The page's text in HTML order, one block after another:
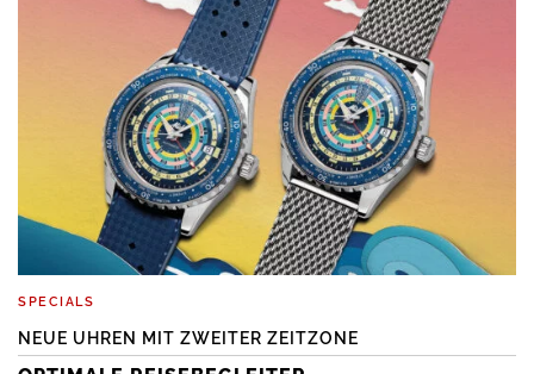
SPECIALS
NEUE UHREN MIT ZWEITER ZEITZONE